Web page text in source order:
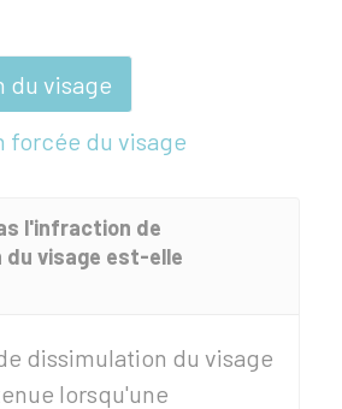
du visage
forcée du visage
l'infraction de
visage est-elle
dissimulation du visage
lorsqu'une